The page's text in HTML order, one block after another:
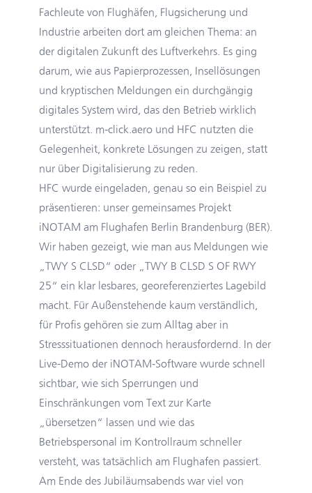
Fachleute von Flughäfen, Flugsicherung und
Industrie arbeiten dort am gleichen Thema: an
der digitalen Zukunft des Luftverkehrs. Es ging
darum, wie aus Papierprozessen, Insellösungen
und kryptischen Meldungen ein durchgängig
digitales System wird, das den Betrieb wirklich
unterstützt. m‑click.aero und HFC nutzten die
Gelegenheit, konkrete Lösungen zu zeigen, statt
nur über Digitalisierung zu reden.
HFC wurde eingeladen, genau so ein Beispiel zu
präsentieren: unser gemeinsames Projekt
iNOTAM am Flughafen Berlin Brandenburg (BER).
Wir haben gezeigt, wie man aus Meldungen wie
„TWY S CLSD“ oder „TWY B CLSD S OF RWY
25“ ein klar lesbares, georeferenziertes Lagebild
macht. Für Außenstehende kaum verständlich,
für Profis gehören sie zum Alltag aber in
Stresssituationen dennoch herausfordernd. In der
Live-Demo der iNOTAM‑Software wurde schnell
sichtbar, wie sich Sperrungen und
Einschränkungen vom Text zur Karte
„übersetzen“ lassen und wie das
Betriebspersonal im Kontrollraum schneller
versteht, was tatsächlich am Flughafen passiert.
Am Ende des Jubiläumsabends war viel von